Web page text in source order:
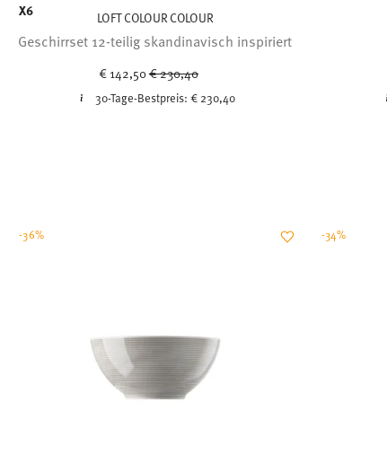
X6 LOFT COLOUR COLOUR
Geschirrset 12-teilig skandinavisch inspiriert
€ 142,50Price reduced from
€ 230,40
30-Tage-Bestpreis:€ 230,40
-36% -34%